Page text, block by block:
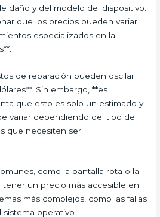
daño y del modelo del dispositivo.
que los precios pueden variar
especializados en la
de reparación pueden oscilar
Sin embargo, **es
que esto es solo un estimado y
variar dependiendo del tipo de
que necesiten ser
como la pantalla rota o la
tener un precio más accesible en
más complejos, como las fallas
operativo.